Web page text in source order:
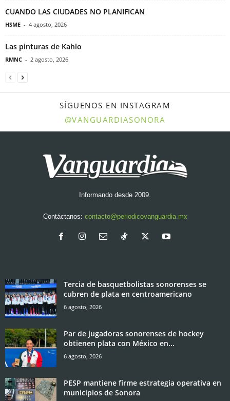
CUANDO LAS CIUDADES NO PLANIFICAN
HSME - 4 agosto, 2026
Las pinturas de Kahlo
RMNC - 2 agosto, 2026
SÍGUENOS EN INSTAGRAM
@VANGUARDIASONORA
Informando desde 2009.
Contáctanos: contacto@periodicovanguardia.mx
Tercia de basquetbolistas sonorenses se
cubren de plata en centroamericano
6 agosto, 2026
Par de jugadoras sonorenses de hockey
obtienen plata con México en...
6 agosto, 2026
PESP mantiene firme estrategia operativa en
municipios de Sonora